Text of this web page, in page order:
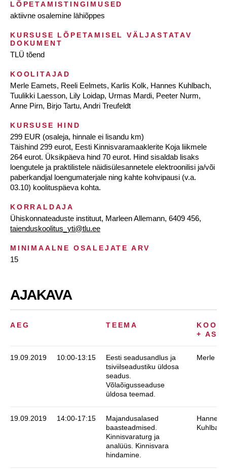
LÕPETAMISTINGIMUSED
aktiivne osalemine lähiõppes
KURSUSE LÕPETAMISEL VÄLJASTATAV
DOKUMENT
TLÜ tõend
KOOLITAJAD
Merle Eamets, Reeli Eelmets, Karlis Kolk, Hannes Kuhlbach,
Tuulikki Laesson, Lily Loidap, Urmas Mardi, Peeter Nurm,
Anne Pirn, Birjo Tartu, Andri Treufeldt
KURSUSE HIND
299 EUR (osaleja, hinnale ei lisandu km)
Täishind 299 eurot, Eesti Kinnisvaramaaklerite Koja liikmele
264 eurot. Üksikpäeva hind 70 eurot. Hind sisaldab lisaks
loengutele ja praktilistele näidisülesannetele elektroonilisi ja/või
paberkandjal loengumaterjale ning kahte kohvipausi (v.a.
03.10) koolituspäeva kohta.
KORRALDAJA
Ühiskonnateaduste instituut, Marleen Allemann, 6409 456,
taienduskoolitus_yti@tlu.ee
MINIMAALNE OSALEJATE ARV
15
AJAKAVA
AEG TEEMA
+
19.09.2019 10:00-13:15
Eesti seadusandlus ja
tsiviilseadustiku üldosa
seadus.
Võlaõigusseaduse
üldosa teemad.
Merle
19.09.2019 14:00-17:15
Majandusalased
baasteadmised.
Kinnisvaraturg ja
analüüs. Kinnisvara
hindamine.
Hannes
Kuhlbach